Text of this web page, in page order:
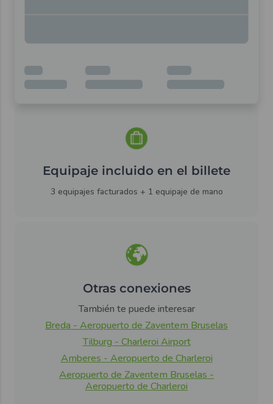
Equipaje incluido en el billete
3 equipajes facturados + 1 equipaje de mano
Otras conexiones
También te puede interesar
Breda - Aeropuerto de Zaventem Bruselas
Tilburg - Charleroi Airport
Amberes - Aeropuerto de Charleroi
Aeropuerto de Zaventem Bruselas -
Aeropuerto de Charleroi